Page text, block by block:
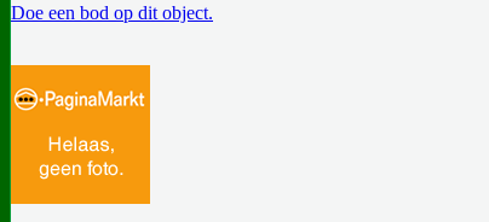
Doe een bod op dit object.